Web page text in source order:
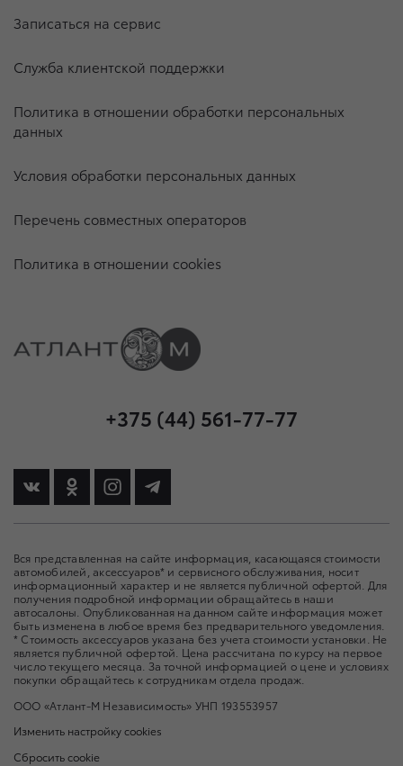
Записаться на сервис
Служба клиентской поддержки
Политика в отношении обработки персональных
данных
Условия обработки персональных данных
Перечень совместных операторов
Политика в отношении cookies
+375 (44) 561-77-77
Вся представленная на сайте информация, касающаяся стоимости
автомобилей, аксессуаров* и сервисного обслуживания, носит
информационный характер и не является публичной офертой. Для
получения подробной информации обращайтесь в наши
автосалоны. Опубликованная на данном сайте информация может
быть изменена в любое время без предварительного уведомления.
* Стоимость аксессуаров указана без учета стоимости установки. Не
является публичной офертой. Цена рассчитана по курсу на первое
число текущего месяца. За точной информацией о цене и условиях
покупки обращайтесь к сотрудникам отдела продаж.
ООО «Атлант-М Независимость» УНП 193553957
Изменить настройку cookies
Сбросить cookie